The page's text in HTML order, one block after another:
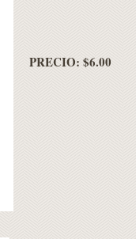
PRECIO: $6.00